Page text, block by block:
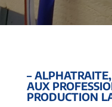
–
AUX
PRODUCTION